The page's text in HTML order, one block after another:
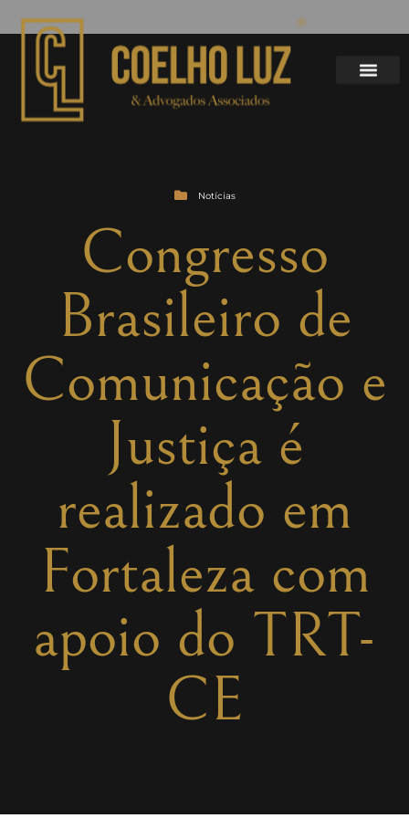
Notícias
Congresso
Brasileiro de
Comunicação e
Justiça é
realizado em
Fortaleza com
apoio do TRT-
CE